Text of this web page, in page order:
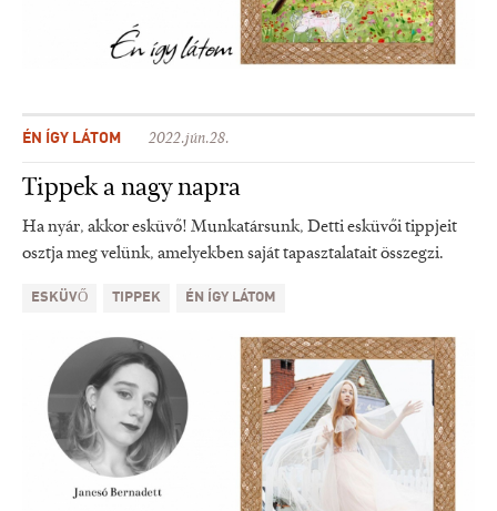
ÉN ÍGY LÁTOM 2022.jún.28.
Tippek a nagy napra
Ha nyár, akkor esküvő! Munkatársunk, Detti esküvői tippjeit
osztja meg velünk, amelyekben saját tapasztalatait összegzi.
ESKÜVŐ TIPPEK ÉN ÍGY LÁTOM